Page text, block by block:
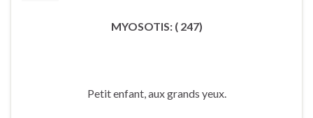
MYOSOTIS: ( 247)
Petit enfant, aux grands yeux.